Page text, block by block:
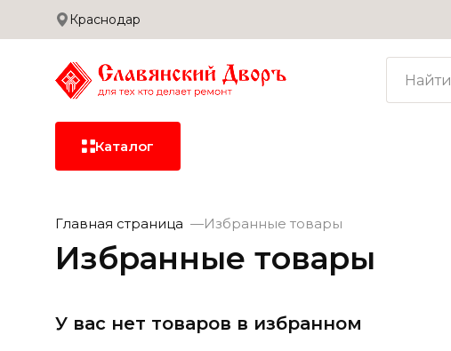
Краснодар
Каталог
Сотрудничество
Дилерам
Застройщикам
Доставка и оплата
плитка
Керамогранит
Сантехника
Главная страница Избранные товары
Избранные товары
У вас нет товаров в избранном